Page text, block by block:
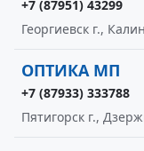
+7 (87951) 43299
Георгиевск г.,
ОПТИКА МП
+7 (87933) 333788
Пятигорск г.,